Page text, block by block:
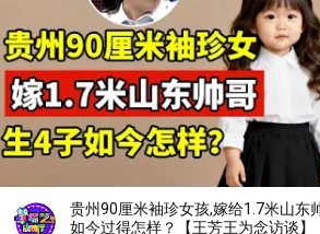
贵州90厘米袖珍女孩,嫁给1.7米山东
如今过得怎样？【王芳王为念访谈】